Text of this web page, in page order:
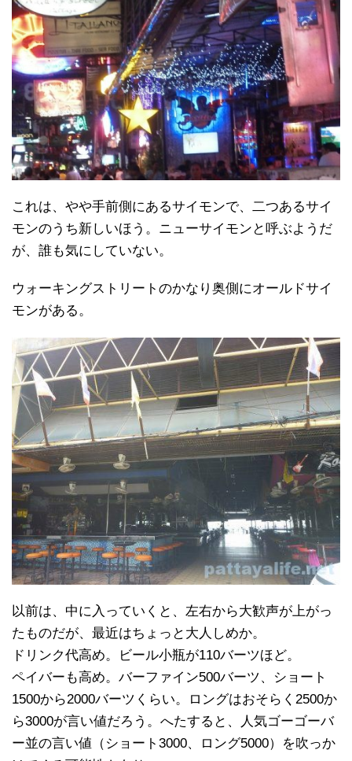
これは、やや手前側にあるサイモンで、二つあるサイ
モンのうち新しいほう。ニューサイモンと呼ぶようだ
が、誰も気にしていない。
ウォーキングストリートのかなり奥側にオールドサイ
モンがある。
以前は、中に入っていくと、左右から大歓声が上がっ
たものだが、最近はちょっと大人しめか。
ドリンク代高め。ビール小瓶が110バーツほど。
ペイバーも高め。バーファイン500バーツ、ショート
1500から2000バーツくらい。ロングはおそらく2500か
ら3000が言い値だろう。へたすると、人気ゴーゴーバ
ー並の言い値（ショート3000、ロング5000）を吹っか